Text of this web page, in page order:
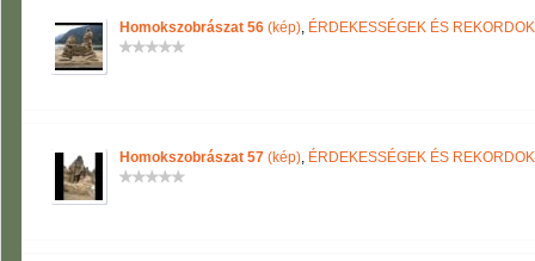
Homokszobrászat 56 (kép), ÉRDEKESSÉGEK ÉS REKORDOK
Homokszobrászat 57 (kép), ÉRDEKESSÉGEK ÉS REKORDOK